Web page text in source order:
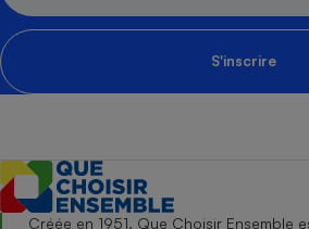
S'inscrire
Créée en 1951, Que Choisir Ensemble